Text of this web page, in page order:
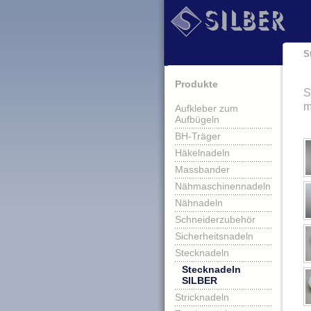
Produkte
Aufkleber zum
Aufbügeln
BH-Träger
Häkelnadeln
Massbander
Nähmaschinennadeln
Nähnadeln
Schneiderzubehör
Sicherheitsnadeln
Stecknadeln
Stecknadeln
SILBER
Stricknadeln